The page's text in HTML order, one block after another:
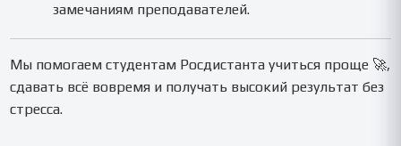
замечаниям преподавателей.
Мы помогаем студентам Росдистанта учиться проще 🚀,
сдавать всё вовремя и получать высокий результат без
стресса.